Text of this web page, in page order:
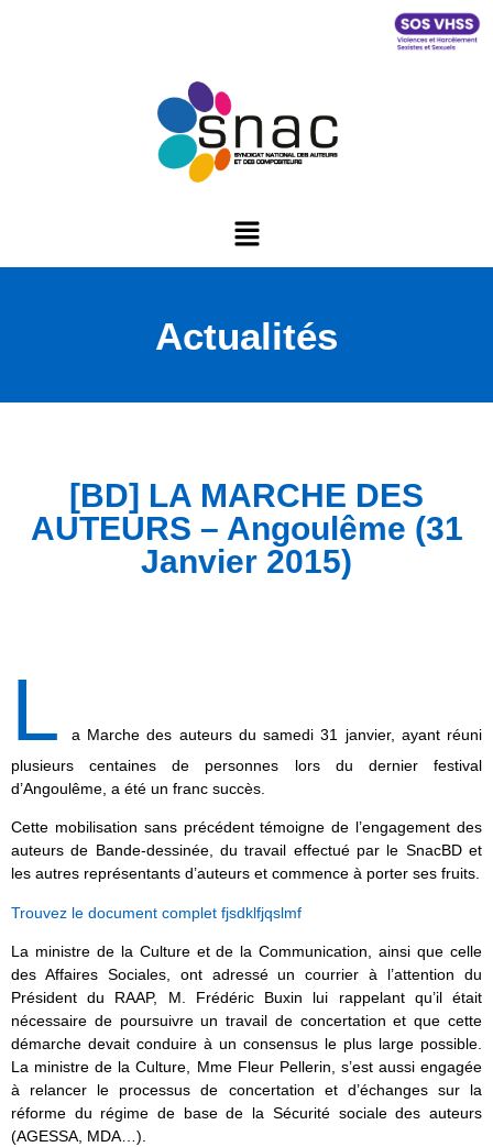
Actualités
[BD] LA MARCHE DES
AUTEURS – Angoulême (31
Janvier 2015)
L
a Marche des auteurs du samedi 31 janvier, ayant réuni
plusieurs centaines de personnes lors du dernier festival
d’Angoulême, a été un franc succès.
Cette mobilisation sans précédent témoigne de l’engagement des
auteurs de Bande-dessinée, du travail effectué par le SnacBD et
les autres représentants d’auteurs et commence à porter ses fruits.
Trouvez le document complet fjsdklfjqslmf
La ministre de la Culture et de la Communication, ainsi que celle
des Affaires Sociales, ont adressé un courrier à l’attention du
Président du RAAP, M. Frédéric Buxin lui rappelant qu’il était
nécessaire de poursuivre un travail de concertation et que cette
démarche devait conduire à un consensus le plus large possible.
La ministre de la Culture, Mme Fleur Pellerin, s’est aussi engagée
à relancer le processus de concertation et d’échanges sur la
réforme du régime de base de la Sécurité sociale des auteurs
(AGESSA, MDA…).